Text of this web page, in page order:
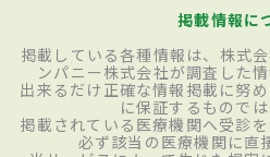
掲載情報に
掲載している各種情報は、株式
ンパニー株式会社が調査した
出来るだけ正確な情報掲載に努
に保証するものでは
掲載されている医療機関へ受診
必ず該当の医療機関に直